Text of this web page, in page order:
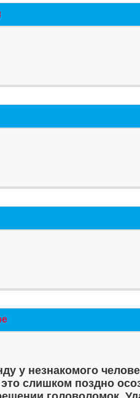
у незнакомого
слишком поздно